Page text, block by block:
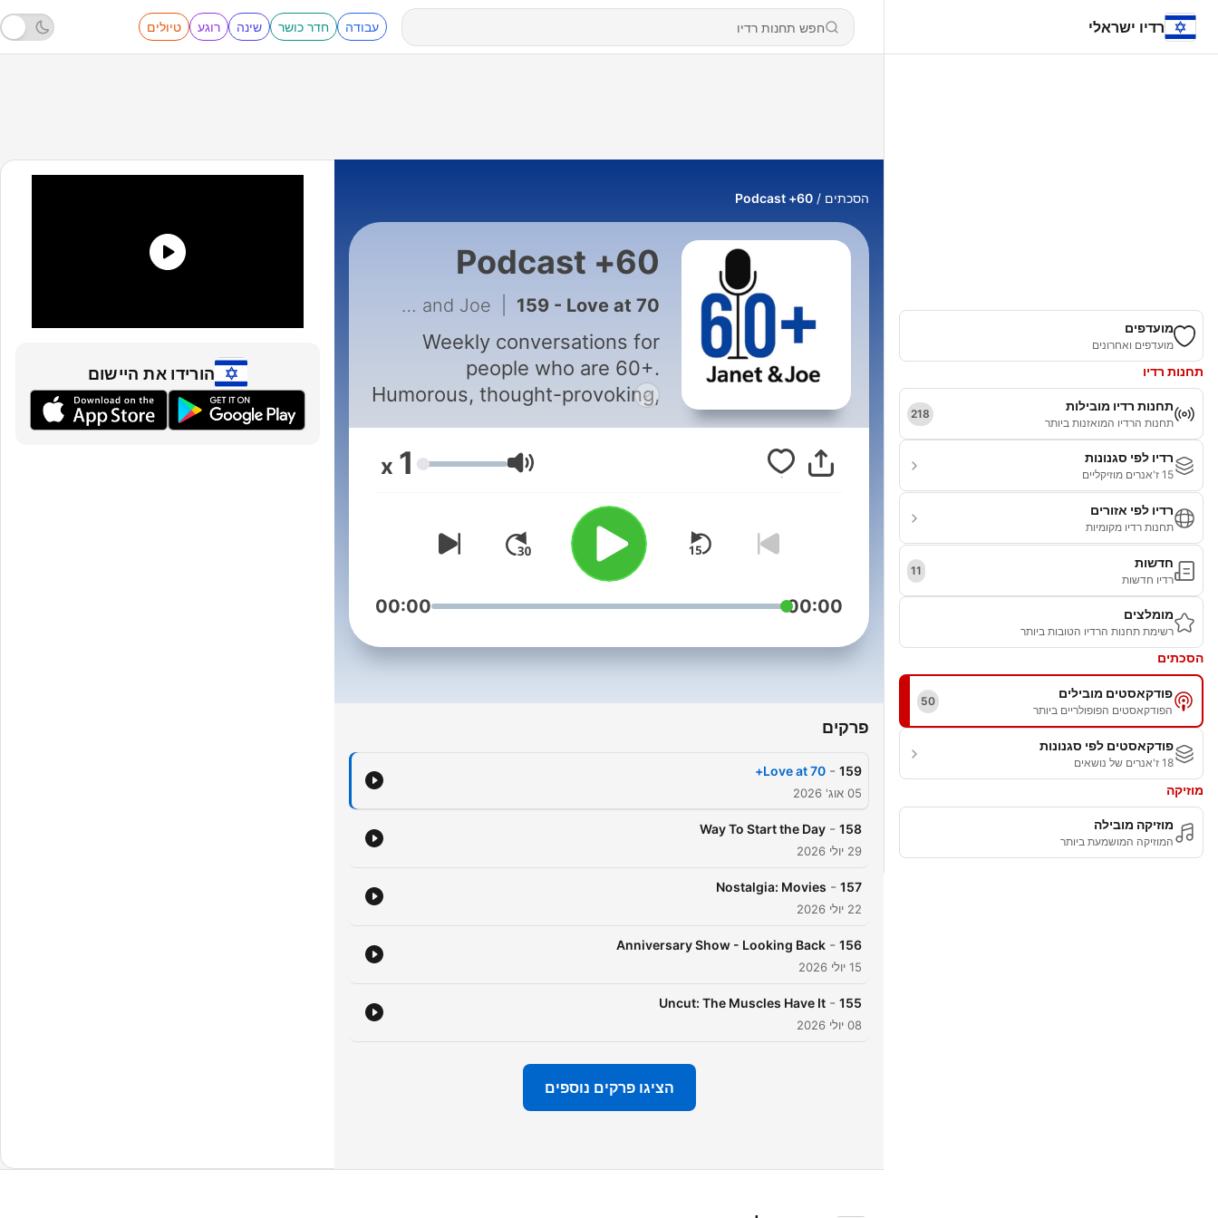
רדיו ישראלי עבודה חדר כושר שינה רוגע טיולים
מועדפים
מועדפים ואחרונים
תחנות רדיו
תחנות רדיו מובילות
תחנות הרדיו המואזנות ביותר
218
רדיו לפי סגנונות
15 ז'אנרים מוזיקליים
רדיו לפי אזורים
תחנות רדיו מקומיות
חדשות
רדיו חדשות
11
מומלצים
רשימת תחנות הרדיו הטובות ביותר
הסכתים
פודקאסטים מובילים
הפודקאסטים הפופולריים ביותר
50
פודקאסטים לפי סגנונות
18 ז'אנרים של נושאים
מוזיקה
מוזיקה מובילה
המוזיקה המושמעת ביותר
הסכתים 60+ Podcast
60+ Podcast
Janet and Joe 159 - Love at 70+
Weekly conversations for
people who are 60+.
Humorous, thought-provoking,
עוצמת שמע 1
00:00
00:00
פרקים
159
-
Love at 70+
05 אוג' 2026
158
-
Way To Start the Day
29 יולי 2026
157
-
Nostalgia: Movies
22 יולי 2026
156
-
Anniversary Show - Looking Back
15 יולי 2026
155
-
Uncut: The Muscles Have It
08 יולי 2026
הציגו פרקים נוספים
הורידו את היישום